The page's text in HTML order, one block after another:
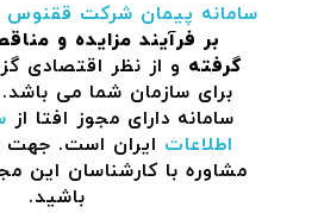
سامانه پیمان شرکت ققنوس
بر فرآیند مزایده و
گرفته و از نظر اقتصادی
برای سازمان شما می
سامانه دارای مجوز افتا از
اطلاعات ایران است. جهت
مشاوره با کارشناسان این
باشید.